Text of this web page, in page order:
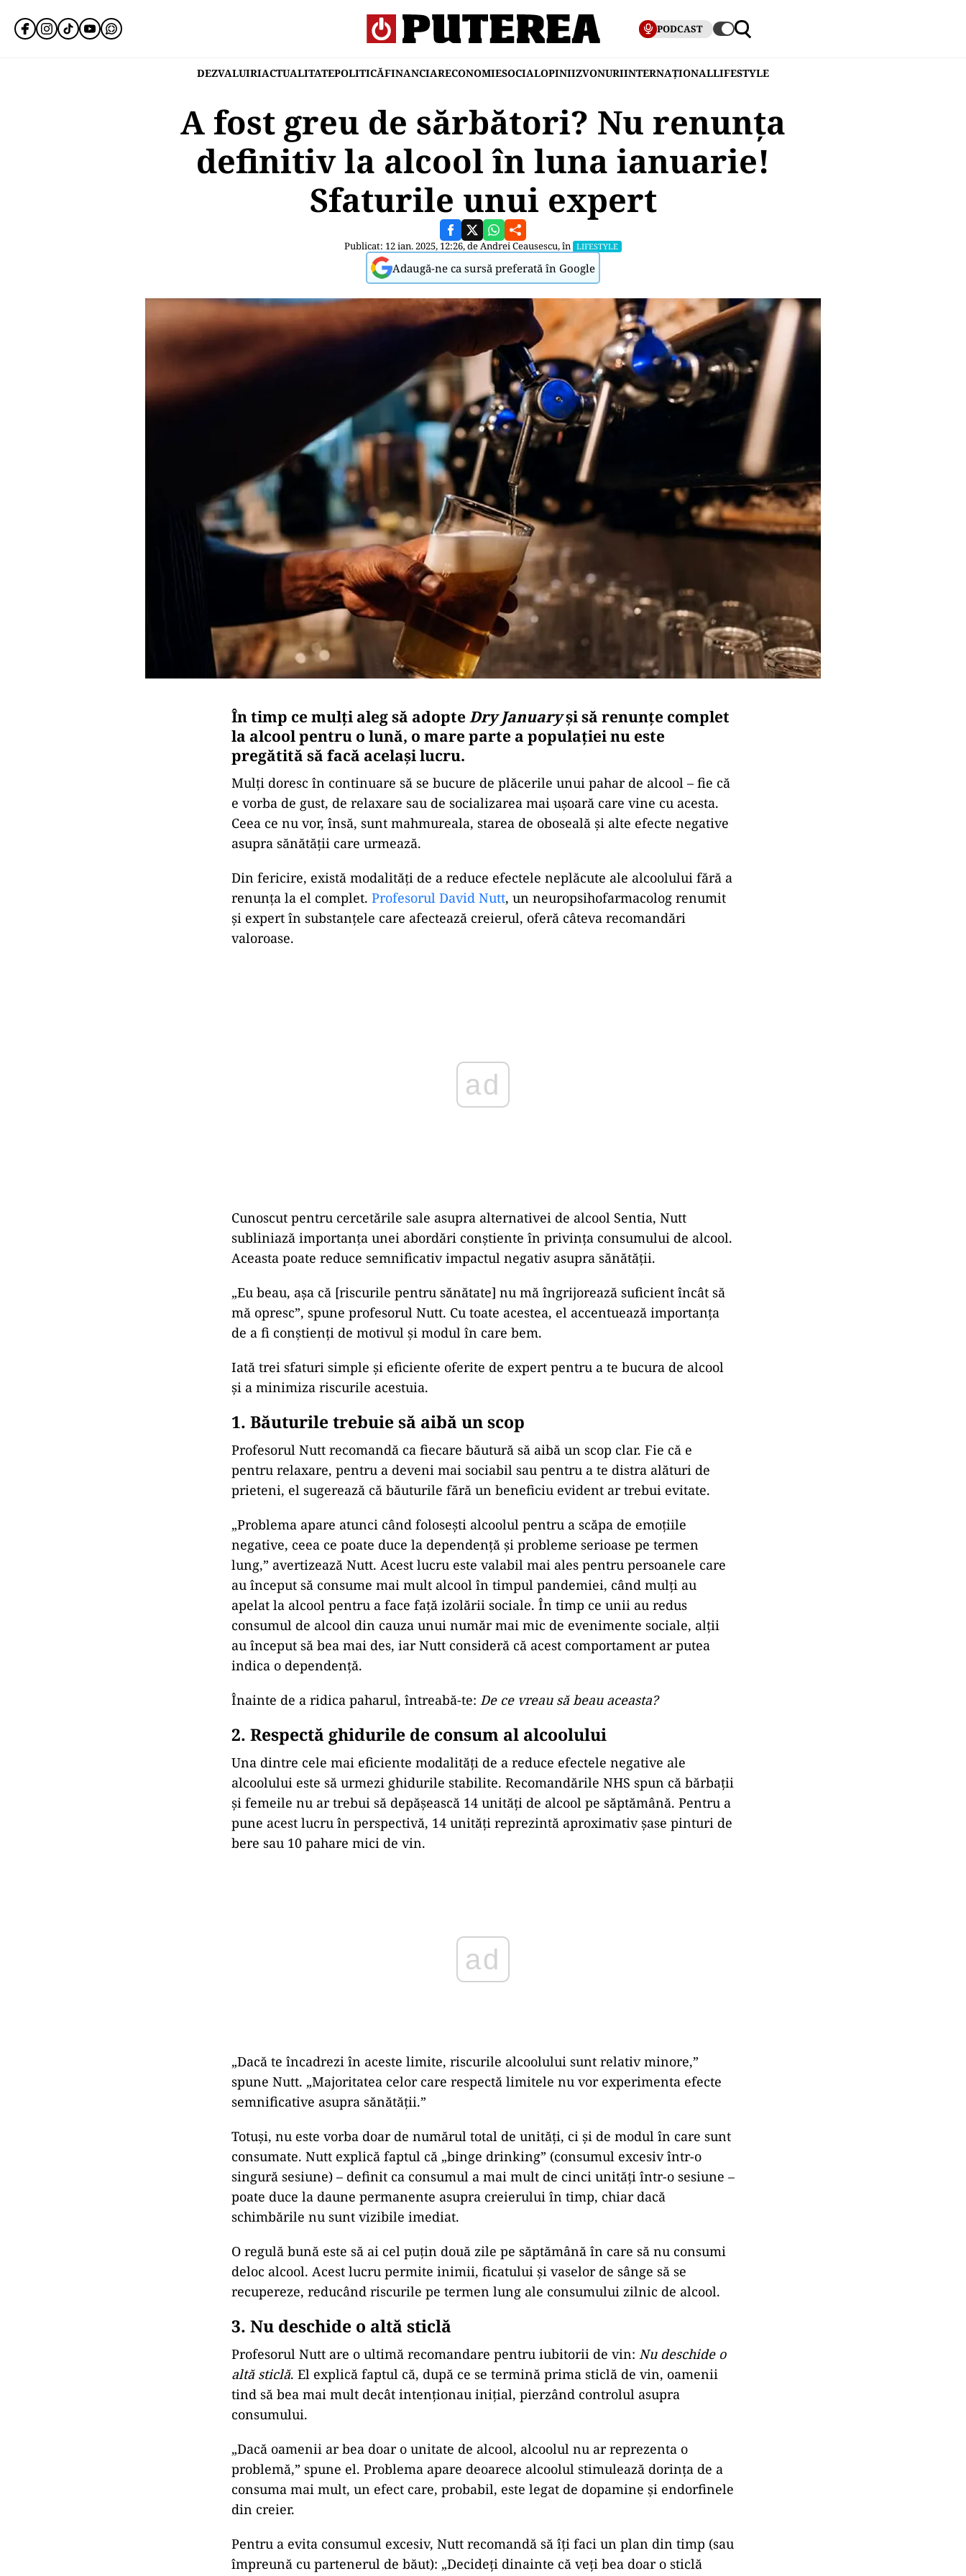
PODCAST
DEZVALUIRIACTUALITATEPOLITICĂFINANCIARECONOMIESOCIALOPINIIZVONURIINTERNAȚIONALLIFESTYLE
A fost greu de sărbători? Nu renunța
definitiv la alcool în luna ianuarie!
Sfaturile unui expert
Publicat: 12 ian. 2025, 12:26, deAndrei Ceausescu, în LIFESTYLE
Adaugă-ne ca sursă preferată în Google
În timp ce mulți aleg să adopteDry Januaryși să renunțe complet
la alcool pentru o lună, o mare parte a populației nu este
pregătită să facă același lucru.
Mulți doresc în continuare să se bucure de plăcerile unui pahar de alcool – fie că
e vorba de gust, de relaxare sau de socializarea mai ușoară care vine cu acesta.
Ceea ce nu vor, însă, sunt mahmureala, starea de oboseală și alte efecte negative
asupra sănătății care urmează.
Din fericire, există modalități de a reduce efectele neplăcute ale alcoolului fără a
renunța la el complet. Profesorul David Nutt, un neuropsihofarmacolog renumit
și expert în substanțele care afectează creierul, oferă câteva recomandări
valoroase.
Cunoscut pentru cercetările sale asupra alternativei de alcool Sentia, Nutt
subliniază importanța unei abordări conștiente în privința consumului de alcool.
Aceasta poate reduce semnificativ impactul negativ asupra sănătății.
„Eu beau, așa că [riscurile pentru sănătate] nu mă îngrijorează suficient încât să
mă opresc”, spune profesorul Nutt. Cu toate acestea, el accentuează importanța
de a fi conștienți de motivul și modul în care bem.
Iată trei sfaturi simple și eficiente oferite de expert pentru a te bucura de alcool
și a minimiza riscurile acestuia.
1. Băuturile trebuie să aibă un scop
Profesorul Nutt recomandă ca fiecare băutură să aibă un scop clar. Fie că e
pentru relaxare, pentru a deveni mai sociabil sau pentru a te distra alături de
prieteni, el sugerează că băuturile fără un beneficiu evident ar trebui evitate.
„Problema apare atunci când folosești alcoolul pentru a scăpa de emoțiile
negative, ceea ce poate duce la dependență și probleme serioase pe termen
lung,” avertizează Nutt. Acest lucru este valabil mai ales pentru persoanele care
au început să consume mai mult alcool în timpul pandemiei, când mulți au
apelat la alcool pentru a face față izolării sociale. În timp ce unii au redus
consumul de alcool din cauza unui număr mai mic de evenimente sociale, alții
au început să bea mai des, iar Nutt consideră că acest comportament ar putea
indica o dependență.
Înainte de a ridica paharul, întreabă-te: De ce vreau să beau aceasta?
2. Respectă ghidurile de consum al alcoolului
Una dintre cele mai eficiente modalități de a reduce efectele negative ale
alcoolului este să urmezi ghidurile stabilite. Recomandările NHS spun că bărbații
și femeile nu ar trebui să depășească 14 unități de alcool pe săptămână. Pentru a
pune acest lucru în perspectivă, 14 unități reprezintă aproximativ șase pinturi de
bere sau 10 pahare mici de vin.
ad
„Dacă te încadrezi în aceste limite, riscurile alcoolului sunt relativ minore,”
spune Nutt. „Majoritatea celor care respectă limitele nu vor experimenta efecte
semnificative asupra sănătății.”
Totuși, nu este vorba doar de numărul total de unități, ci și de modul în care sunt
consumate. Nutt explică faptul că „binge drinking” (consumul excesiv într-o
singură sesiune) – definit ca consumul a mai mult de cinci unități într-o sesiune –
poate duce la daune permanente asupra creierului în timp, chiar dacă
schimbările nu sunt vizibile imediat.
O regulă bună este să ai cel puțin două zile pe săptămână în care să nu consumi
deloc alcool. Acest lucru permite inimii, ficatului și vaselor de sânge să se
recupereze, reducând riscurile pe termen lung ale consumului zilnic de alcool.
3. Nu deschide o altă sticlă
Profesorul Nutt are o ultimă recomandare pentru iubitorii de vin: Nu deschide o
altă sticlă. El explică faptul că, după ce se termină prima sticlă de vin, oamenii
tind să bea mai mult decât intenționau inițial, pierzând controlul asupra
consumului.
„Dacă oamenii ar bea doar o unitate de alcool, alcoolul nu ar reprezenta o
problemă,” spune el. Problema apare deoarece alcoolul stimulează dorința de a
consuma mai mult, un efect care, probabil, este legat de dopamine și endorfinele
din creier.
Pentru a evita consumul excesiv, Nutt recomandă să îți faci un plan din timp (sau
împreună cu partenerul de băut): „Decideți dinainte că veți bea doar o sticlă